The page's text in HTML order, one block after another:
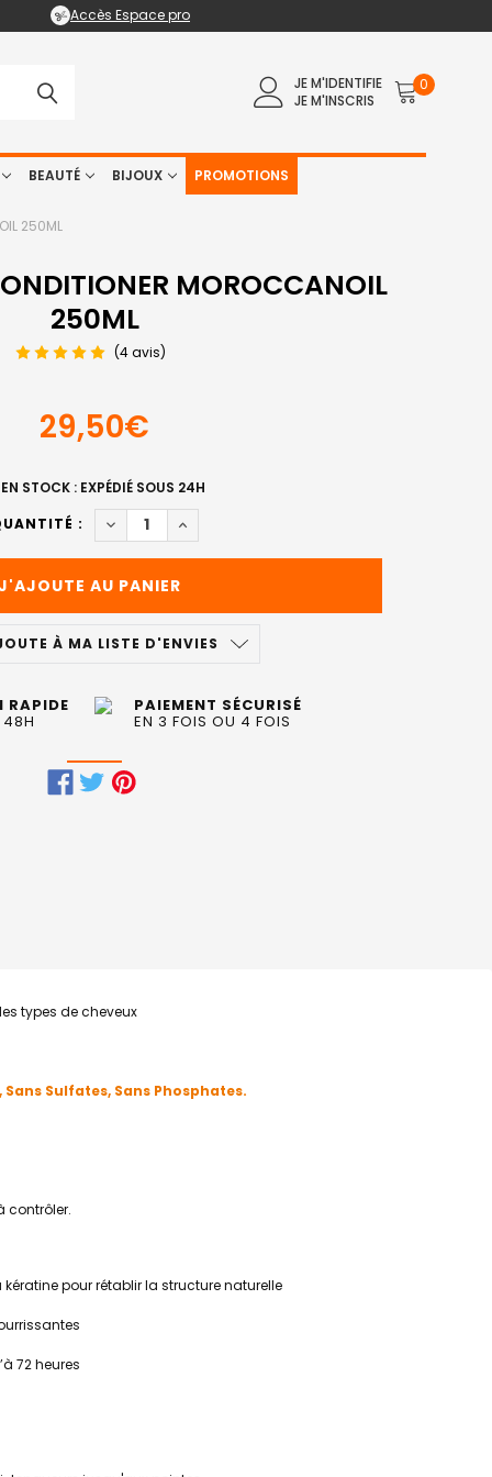
Accès Espace pro
JE M'IDENTIFIE
JE M'INSCRIS
0
BEAUTÉ BIJOUX PROMOTIONS
250ML
MOROCCANOIL
250ML
(4 avis)
29,50€
EN STOCK : EXPÉDIÉ SOUS 24H
:
DIMINUER LA QUANTITÉ DE SMOOTHING
AUGMENTER LA QUANTITÉ DE
À MA LISTE D'ENVIES
RAPIDE PAIEMENT SÉCURISÉ
EN 3 FOIS OU 4 FOIS
types de cheveux
Sulfates, Sans Phosphates.
contrôler.
pour rétablir la structure naturelle
72 heures